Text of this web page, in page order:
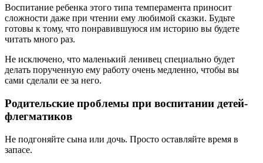
Воспитание ребенка этого типа темперамента приносит
сложности даже при чтении ему любимой сказки. Будьте
готовы к тому, что понравившуюся им историю вы будете
читать много раз.
Не исключено, что маленький ленивец специально будет
делать порученную ему работу очень медленно, чтобы вы
сами сделали ее за него.
Родительские проблемы при воспитании детей-
флегматиков
Не подгоняйте сына или дочь. Просто оставляйте время в
запасе.